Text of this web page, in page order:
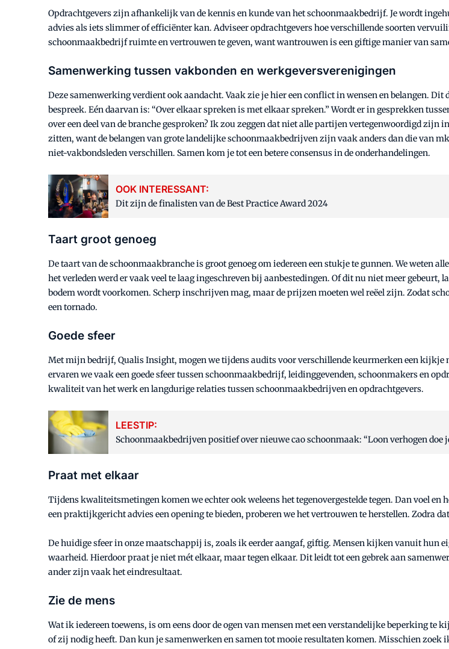
Opdrachtgevers zijn afhankelijk van de kennis en kunde van het schoonmaakbedrijf. Je wordt
advies als iets slimmer of efficiënter kan. Adviseer opdrachtgevers hoe verschillende soorten
schoonmaakbedrijf ruimte en vertrouwen te geven, want wantrouwen is een giftige manier van
Samenwerking tussen vakbonden en werkgeversverenigingen
Deze samenwerking verdient ook aandacht. Vaak zie je hier een conflict in wensen en belangen.
bespreek. Eén daarvan is: “Over elkaar spreken is met elkaar spreken.” Wordt er in gesprekken
over een deel van de branche gesproken? Ik zou zeggen dat niet alle partijen vertegenwoordigd zijn
zitten, want de belangen van grote landelijke schoonmaakbedrijven zijn vaak anders dan die van
niet-vakbondsleden verschillen. Samen kom je tot een betere consensus in de onderhandelingen.
OOK INTERESSANT:
Dit zijn de finalisten van de Best Practice Award 2024
Taart groot genoeg
De taart van de schoonmaakbranche is groot genoeg om iedereen een stukje te gunnen. We weten
het verleden werd er vaak veel te laag ingeschreven bij aanbestedingen. Of dit nu niet meer
bodem wordt voorkomen. Scherp inschrijven mag, maar de prijzen moeten wel reëel zijn. Zodat
een tornado.
Goede sfeer
Met mijn bedrijf, Qualis Insight, mogen we tijdens audits voor verschillende keurmerken een
ervaren we vaak een goede sfeer tussen schoonmaakbedrijf, leidinggevenden, schoonmakers en
kwaliteit van het werk en langdurige relaties tussen schoonmaakbedrijven en opdrachtgevers.
LEESTIP:
Schoonmaakbedrijven positief over nieuwe cao schoonmaak: “Loon verhogen doe
Praat met elkaar
Tijdens kwaliteitsmetingen komen we echter ook weleens het tegenovergestelde tegen. Dan voel
een praktijkgericht advies een opening te bieden, proberen we het vertrouwen te herstellen. Zodra
De huidige sfeer in onze maatschappij is, zoals ik eerder aangaf, giftig. Mensen kijken vanuit hun
waarheid. Hierdoor praat je niet mét elkaar, maar tegen elkaar. Dit leidt tot een gebrek aan
ander zijn vaak het eindresultaat.
Zie de mens
Wat ik iedereen toewens, is om eens door de ogen van mensen met een verstandelijke beperking te
of zij nodig heeft. Dan kun je samenwerken en samen tot mooie resultaten komen. Misschien zoek